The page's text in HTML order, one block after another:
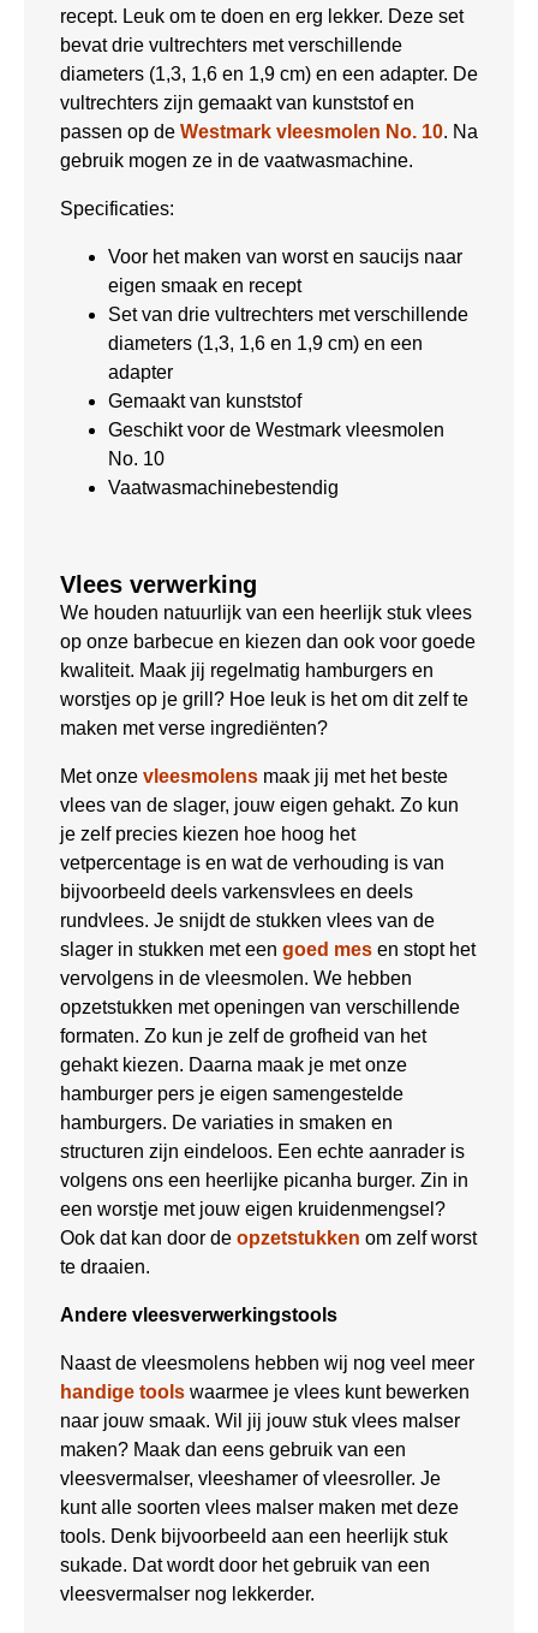
recept. Leuk om te doen en erg lekker. Deze set
bevat drie vultrechters met verschillende
diameters (1,3, 1,6 en 1,9 cm) en een adapter. De
vultrechters zijn gemaakt van kunststof en
passen op de Westmark vleesmolen No. 10. Na
gebruik mogen ze in de vaatwasmachine.
Specificaties:
Voor het maken van worst en saucijs naar
eigen smaak en recept
Set van drie vultrechters met verschillende
diameters (1,3, 1,6 en 1,9 cm) en een
adapter
Gemaakt van kunststof
Geschikt voor de Westmark vleesmolen
No. 10
Vaatwasmachinebestendig
Vlees verwerking
We houden natuurlijk van een heerlijk stuk vlees
op onze barbecue en kiezen dan ook voor goede
kwaliteit. Maak jij regelmatig hamburgers en
worstjes op je grill? Hoe leuk is het om dit zelf te
maken met verse ingrediënten?
Met onze vleesmolens maak jij met het beste
vlees van de slager, jouw eigen gehakt. Zo kun
je zelf precies kiezen hoe hoog het
vetpercentage is en wat de verhouding is van
bijvoorbeeld deels varkensvlees en deels
rundvlees. Je snijdt de stukken vlees van de
slager in stukken met een goed mes en stopt het
vervolgens in de vleesmolen. We hebben
opzetstukken met openingen van verschillende
formaten. Zo kun je zelf de grofheid van het
gehakt kiezen. Daarna maak je met onze
hamburger pers je eigen samengestelde
hamburgers. De variaties in smaken en
structuren zijn eindeloos. Een echte aanrader is
volgens ons een heerlijke picanha burger. Zin in
een worstje met jouw eigen kruidenmengsel?
Ook dat kan door de opzetstukken om zelf worst
te draaien.
Andere vleesverwerkingstools
Naast de vleesmolens hebben wij nog veel meer
handige tools waarmee je vlees kunt bewerken
naar jouw smaak. Wil jij jouw stuk vlees malser
maken? Maak dan eens gebruik van een
vleesvermalser, vleeshamer of vleesroller. Je
kunt alle soorten vlees malser maken met deze
tools. Denk bijvoorbeeld aan een heerlijk stuk
sukade. Dat wordt door het gebruik van een
vleesvermalser nog lekkerder.